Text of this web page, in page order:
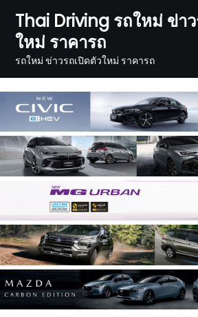
content
Thai Driving รถใหม่ ข่า
ใหม่ ราคารถ
รถใหม่ ข่าวรถเปิดตัวใหม่ ราคารถ